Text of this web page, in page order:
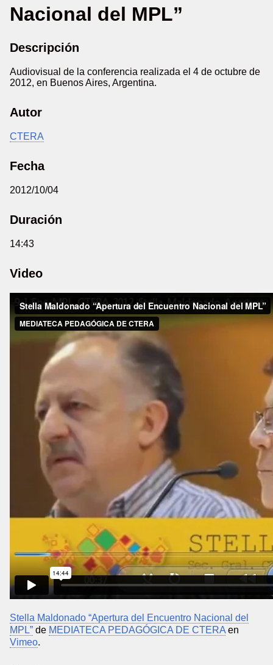
Nacional del MPL”
Descripción
Audiovisual de la conferencia realizada el 4 de octubre de
2012, en Buenos Aires, Argentina.
Autor
CTERA
Fecha
2012/10/04
Duración
14:43
Video
Stella Maldonado “Apertura del Encuentro Nacional del
MPL” de MEDIATECA PEDAGÓGICA DE CTERA en
Vimeo.